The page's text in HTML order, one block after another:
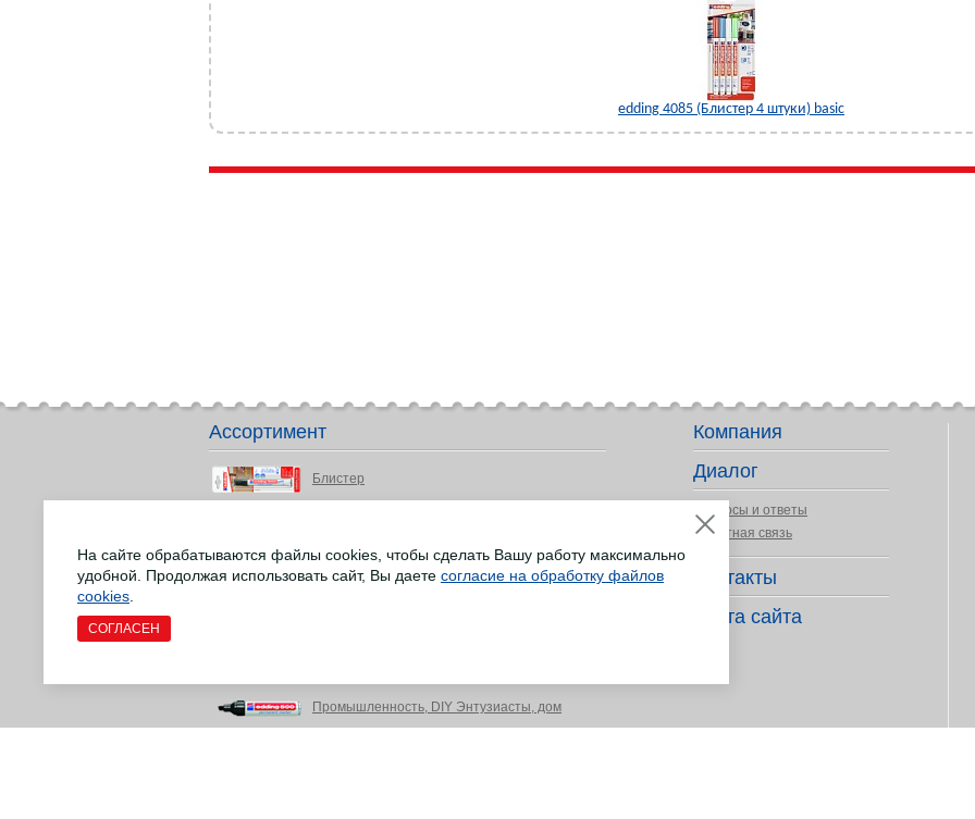
edding 4085 (Блистер 4 штуки) basic
Ассортимент
Блистер
Маркеры для досок
Промышленность, DIY Энтузиасты, дом
Компания
Диалог
Вопросы и ответы
Обратная связь
Контакты
Карта сайта
На сайте обрабатываются файлы cookies, чтобы сделать Вашу работу максимально
удобной. Продолжая использовать сайт, Вы даете согласие на обработку файлов
cookies
СОГЛАСЕН